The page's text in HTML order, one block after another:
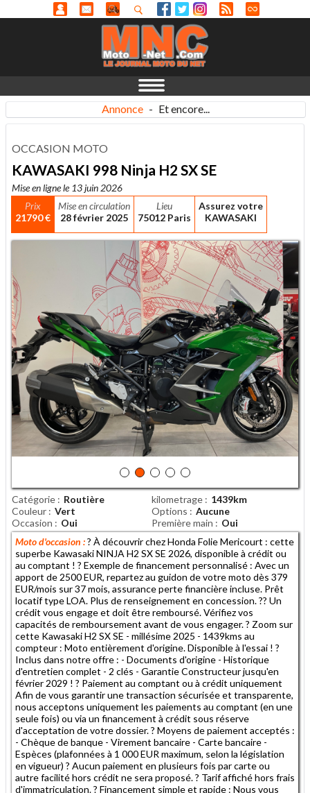
Annonce - Et encore...
OCCASION MOTO
KAWASAKI 998 Ninja H2 SX SE
Mise en ligne le 13 juin 2026
Prix
21790 €
Mise en circulation
28 février 2025
Lieu
75012 Paris
Assurez votre
KAWASAKI
Catégorie Routière kilometrage
1439km
Couleur
Vert Options
Aucune
Occasion
Oui Première main
Oui
Moto d'occasion :? À découvrir chez Honda Folie Mericourt : cette
superbe Kawasaki NINJA H2 SX SE 2026, disponible à crédit ou
au comptant ! ? Exemple de financement personnalisé : Avec un
apport de 2500 EUR, repartez au guidon de votre moto dès 379
EUR/mois sur 37 mois, assurance perte financière incluse. Prêt
locatif type LOA. Plus de renseignement en concession. ?? Un
crédit vous engage et doit être remboursé. Vérifiez vos
capacités de remboursement avant de vous engager. ? Zoom sur
cette Kawasaki H2 SX SE - millésime 2025 - 1439kms au
compteur : Moto entièrement d'origine. Disponible à l'essai ! ?
Inclus dans notre offre : - Documents d'origine - Historique
d'entretien complet - 2 clés - Garantie Constructeur jusqu'en
février 2029 ! ? Paiement au comptant ou à crédit uniquement
Afin de vous garantir une transaction sécurisée et transparente,
nous acceptons uniquement les paiements au comptant (en une
seule fois) ou via un financement à crédit sous réserve
d'acceptation de votre dossier. ? Moyens de paiement acceptés :
- Chèque de banque - Virement bancaire - Carte bancaire -
Espèces (plafonnées à 1 000 EUR maximum, selon la législation
en vigueur) ? Aucun paiement en plusieurs fois par carte ou
autre facilité hors crédit ne sera proposé. ? Tarif affiché hors frais
d'immatriculation. ? Financement simple et rapide : Nous vous